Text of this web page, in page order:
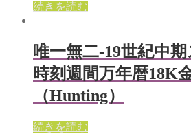
続きを読む
唯一無二-19世紀中
時刻週間万年暦18K
（Hunting）
続きを読む